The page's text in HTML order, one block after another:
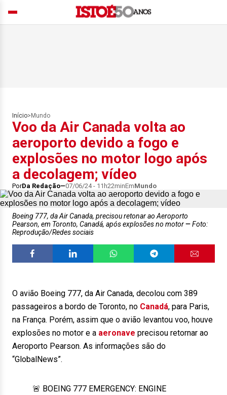
Início> Mundo
Voo da Air Canada volta ao
aeroporto devido a fogo e
explosões no motor logo após
a decolagem; vídeo
PorDa Redação 07/06/24 - 11h22minEmMundo
Boeing 777, da Air Canada, precisou retonar ao Aeroporto
Pearson, em Toronto, Canadá, após explosões no motor
Foto:
Reprodução/Redes sociais
O avião Boeing 777, da Air Canada, decolou com 389
passageiros a bordo de Toronto, no Canadá, para Paris,
na França. Porém, assim que o avião levantou voo, houve
explosões no motor e a aeronave precisou retornar ao
Aeroporto Pearson. As informações são do
“GlobalNews”.
🚨 BOEING 777 EMERGENCY: ENGINE